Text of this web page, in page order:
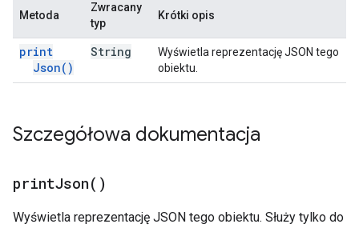
Metoda
Zwracany
typ
Krótki opis
print
Json( )
String
Wyświetla reprezentację JSON tego
obiektu.
Szczegółowa dokumentacja
printJson( )
Wyświetla reprezentację JSON tego obiektu. Służy tylko do